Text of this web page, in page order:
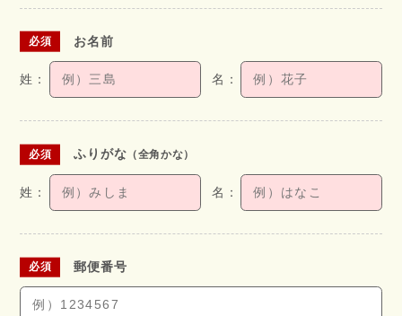
お名前
ふりがな （全角かな）
郵便番号